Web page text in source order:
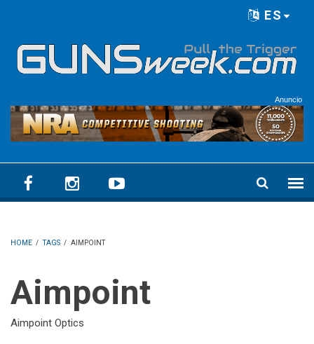
ES
Anuncio
HOME / TAGS / AIMPOINT
Aimpoint
Aimpoint Optics